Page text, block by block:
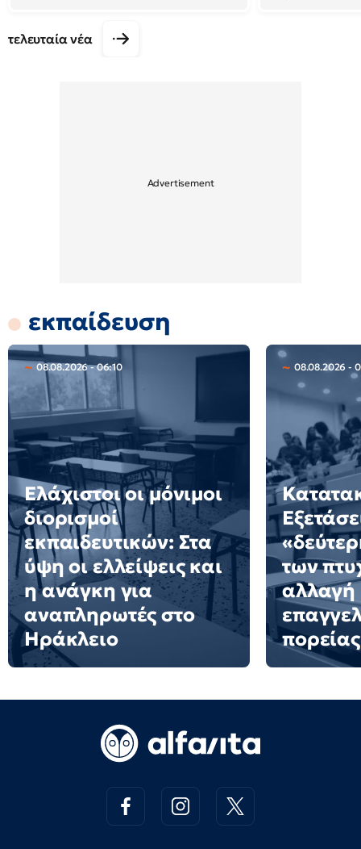
τελευταία νέα
εκπαίδευση
08.08.2026 - 06:10
Ελάχιστοι οι μόνιμοι
διορισμοί
εκπαιδευτικών: Στα
ύψη οι ελλείψεις και
η ανάγκη για
αναπληρωτές στο
Ηράκλειο
08.08.2026 -
των
αλλαγή
πορείας